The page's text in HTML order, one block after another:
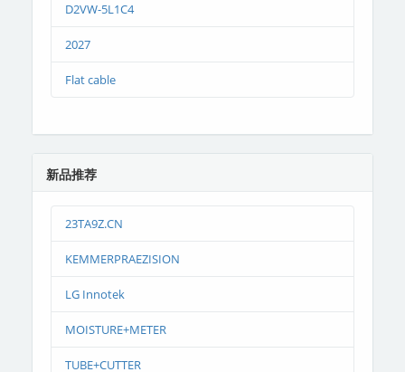
D2VW-5L1C4
2027
Flat cable
新品推荐
23TA9Z.CN
KEMMERPRAEZISION
LG Innotek
MOISTURE+METER
TUBE+CUTTER